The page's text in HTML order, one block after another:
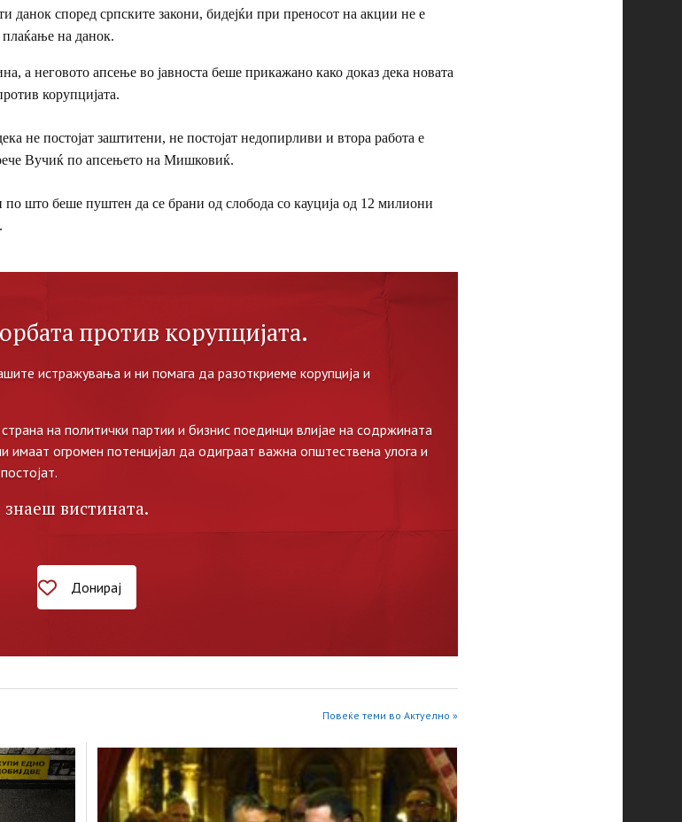
данок според српските закони, бидејќи при преносот на акции не е
на данок.
а неговото апсење во јавноста беше прикажано како доказ дека новата
корупцијата.
не постојат заштитени, не постојат недопирливи и втора работа е
Вучиќ по апсењето на Мишковиќ.
што беше пуштен да се брани од слобода со кауција од 12 милиони
против корупцијата.
истражувања и ни помага да разоткриеме корупција и
на политички партии и бизнис поединци влијае на содржината
имаат огромен потенцијал да одиграат важна општествена улога и
знаеш вистината.
Донирај
Повеќе теми во Актуелно »